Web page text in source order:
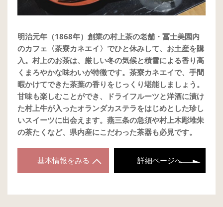
明治元年（1868年）創業の村上茶の老舗・冨士美園内
のカフェ〈茶寮カネエイ〉でひと休みして、お土産を購
入。村上のお茶は、厳しい冬の気候と積雪による香り高
くまろやかな味わいが特徴です。茶寮カネエイで、手間
暇かけてできた茶葉の香りをじっくり堪能しましょう。
甘味も楽しむことができ、ドライフルーツと洋酒に漬け
た村上牛が入ったオランダカステラをはじめとした珍し
いスイーツに出会えます。燕三条の急須や村上木彫堆朱
の茶たくなど、県内産にこだわった茶器も必見です。
基本情報をみる 詳細ページへ